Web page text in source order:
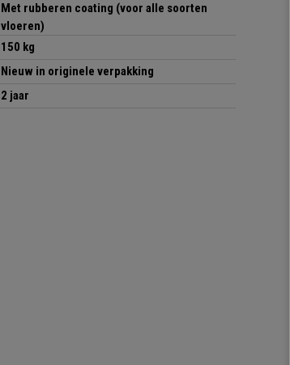
Met rubberen coating (voor alle soorten
vloeren)
150 kg
Nieuw in originele verpakking
2 jaar